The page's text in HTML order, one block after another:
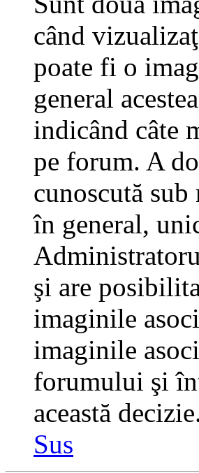
când
poate fi o
general
indicând câte
pe forum. A
cunoscută
în general,
şi are
imaginile
imaginile
forumului şi
această
Sus